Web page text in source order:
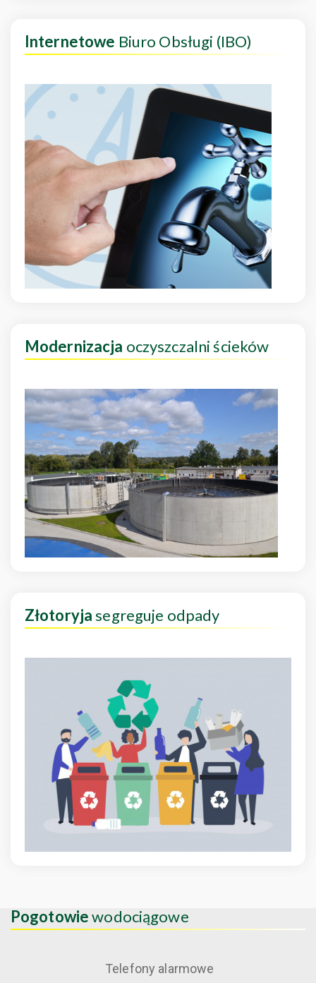
Internetowe Biuro Obsługi (IBO)
Modernizacja oczyszczalni ścieków
Złotoryjasegreguje odpady
Pogotowiewodociągowe
Telefony alarmowe